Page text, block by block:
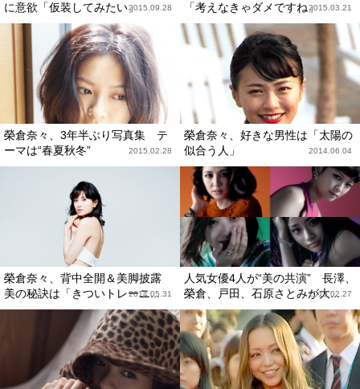
に意欲「仮装してみたい」2015.09.28
「考えなきゃダメですね」2015.03.21
榮倉奈々、3年半ぶり写真集 テ
ーマは“春夏秋冬”
2015.02.28
榮倉奈々、好きな男性は「太陽の
似合う人」
2014.06.04
榮倉奈々、背中全開＆美脚披露
美の秘訣は「きついトレーニ...
2014.05.31
人気女優4人が“美の共演” 長澤、
榮倉、戸田、石原さとみが大...
2013.02.27